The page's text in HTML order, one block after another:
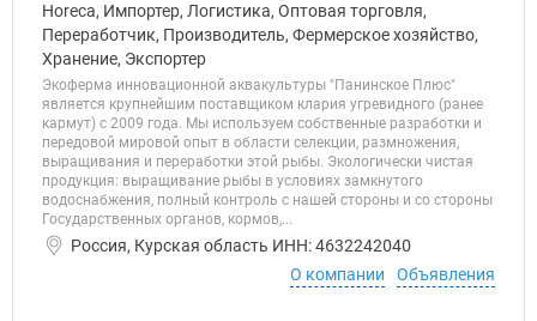
Horeca, Импортер, Логистика, Оптовая торговля,
Переработчик, Производитель, Фермерское хозяйство,
Хранение, Экспортер
Экоферма инновационной аквакультуры "Панинское Плюс"
является крупнейшим поставщиком клария угревидного (ранее
кармут) с 2009 года. Мы используем собственные разработки и
передовой мировой опыт в области селекции, размножения,
выращивания и переработки этой рыбы. Экологически чистая
продукция: выращивание рыбы в условиях замкнутого
водоснабжения, полный контроль с нашей стороны и со стороны
Государственных органов, кормов,...
Россия, Курская область ИНН: 4632242040
О компании
Объявления